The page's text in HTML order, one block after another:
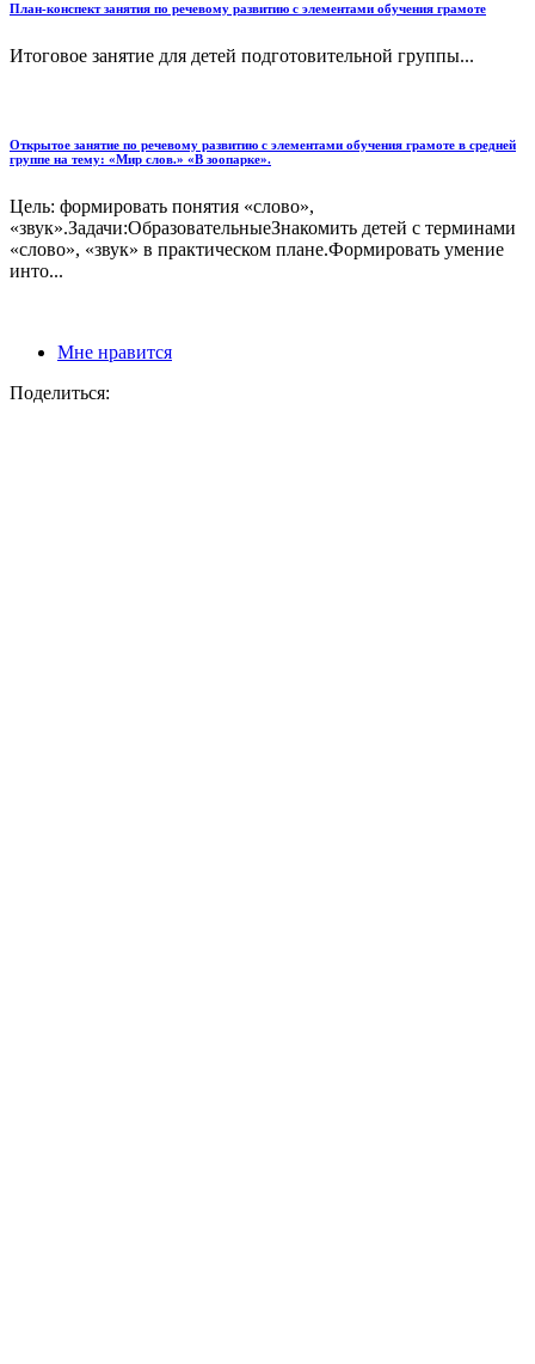
План-конспект занятия по речевому развитию с элементами обучения грамоте
Итоговое занятие для детей подготовительной группы...
Открытое занятие по речевому развитию с элементами обучения грамоте в средней
группе на тему: «Мир слов.» «В зоопарке».
Цель: формировать понятия «слово»,
«звук».Задачи:ОбразовательныеЗнакомить детей с терминами
«слово», «звук» в практическом плане.Формировать умение
инто...
Мне нравится
Поделиться: